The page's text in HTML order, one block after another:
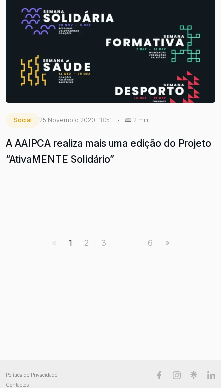
Social 25 Novembro 2020, 18:51 • 2 min
A AAIPCA realiza mais uma edição do Projeto
“AtivaMENTE Solidário”
« 1 2 3 6 »
Política de Privacidade
Contactos